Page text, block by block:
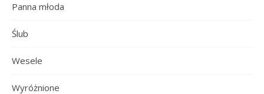
Panna młoda
Ślub
Wesele
Wyróżnione